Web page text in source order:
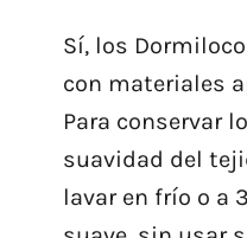
Sí, los
con materiales
Para conservar
suavidad del
lavar en frío o a